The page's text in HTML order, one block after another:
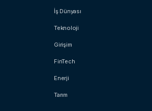
İş Dünyası
Teknoloji
Girişim
FinTech
Enerji
Tarım